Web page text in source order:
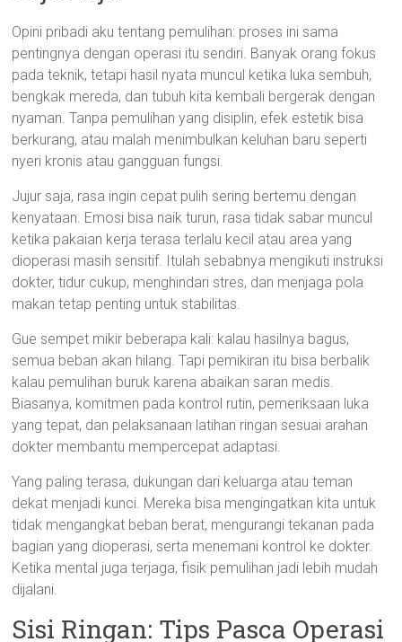
Opini pribadi aku tentang pemulihan: proses ini sama
pentingnya dengan operasi itu sendiri. Banyak orang fokus
pada teknik, tetapi hasil nyata muncul ketika luka sembuh,
bengkak mereda, dan tubuh kita kembali bergerak dengan
nyaman. Tanpa pemulihan yang disiplin, efek estetik bisa
berkurang, atau malah menimbulkan keluhan baru seperti
nyeri kronis atau gangguan fungsi.
Jujur saja, rasa ingin cepat pulih sering bertemu dengan
kenyataan. Emosi bisa naik turun, rasa tidak sabar muncul
ketika pakaian kerja terasa terlalu kecil atau area yang
dioperasi masih sensitif. Itulah sebabnya mengikuti instruksi
dokter, tidur cukup, menghindari stres, dan menjaga pola
makan tetap penting untuk stabilitas.
Gue sempet mikir beberapa kali: kalau hasilnya bagus,
semua beban akan hilang. Tapi pemikiran itu bisa berbalik
kalau pemulihan buruk karena abaikan saran medis.
Biasanya, komitmen pada kontrol rutin, pemeriksaan luka
yang tepat, dan pelaksanaan latihan ringan sesuai arahan
dokter membantu mempercepat adaptasi.
Yang paling terasa, dukungan dari keluarga atau teman
dekat menjadi kunci. Mereka bisa mengingatkan kita untuk
tidak mengangkat beban berat, mengurangi tekanan pada
bagian yang dioperasi, serta menemani kontrol ke dokter.
Ketika mental juga terjaga, fisik pemulihan jadi lebih mudah
dijalani.
Sisi Ringan: Tips Pasca Operasi